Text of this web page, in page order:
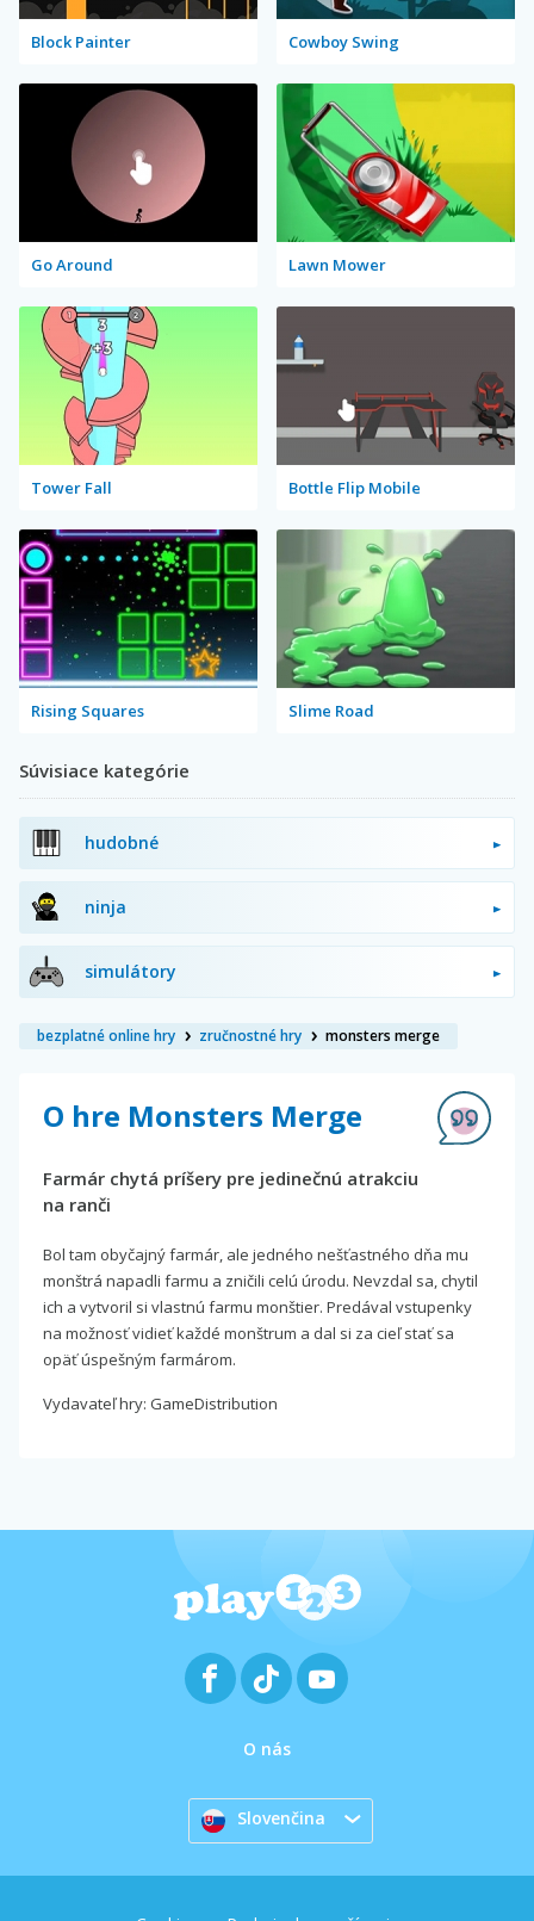
Block Painter Cowboy Swing
Go Around Lawn Mower
Tower Fall Bottle Flip Mobile
Rising Squares Slime Road
Súvisiace kategórie
hudobné
ninja
simulátory
bezplatné online hry zručnostné hry monsters merge
O hre Monsters Merge
Farmár chytá príšery pre jedinečnú atrakciu
na ranči
Bol tam obyčajný farmár, ale jedného nešťastného dňa mu
monštrá napadli farmu a zničili celú úrodu. Nevzdal sa, chytil
ich a vytvoril si vlastnú farmu monštier. Predával vstupenky
na možnosť vidieť každé monštrum a dal si za cieľ stať sa
opäť úspešným farmárom.
Vydavateľ hry: GameDistribution
O nás
Slovenčina